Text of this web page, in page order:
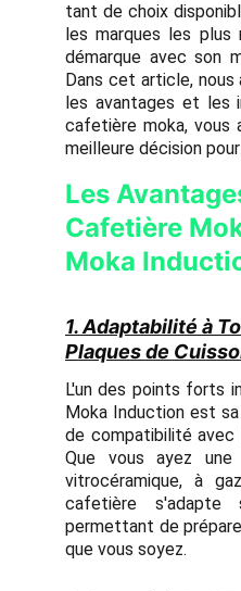
tant de choix
les marques les plus
démarque avec son
Dans cet article, nous
les avantages et les
cafetière moka, vous
meilleure décision
Les
Cafetière
Moka
1. Adaptabilité à
Plaques de
L'un des points forts
Moka Induction est
de compatibilité avec
Que vous ayez une
vitrocéramique, à
cafetière s'adapte
permettant de
que vous soyez.